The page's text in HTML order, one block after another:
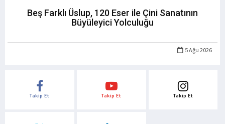
Beş Farklı Üslup, 120 Eser ile Çini Sanatının
Büyüleyici Yolculuğu
5 Ağu 2026
Takip Et Takip Et Takip Et